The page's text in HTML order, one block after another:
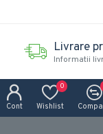
Livrare
Informatii
Cont Wishlist
0